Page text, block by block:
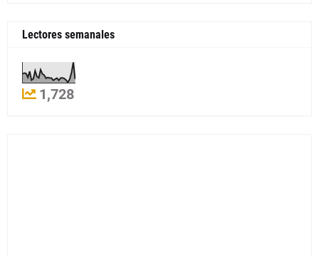
Lectores semanales
1,728